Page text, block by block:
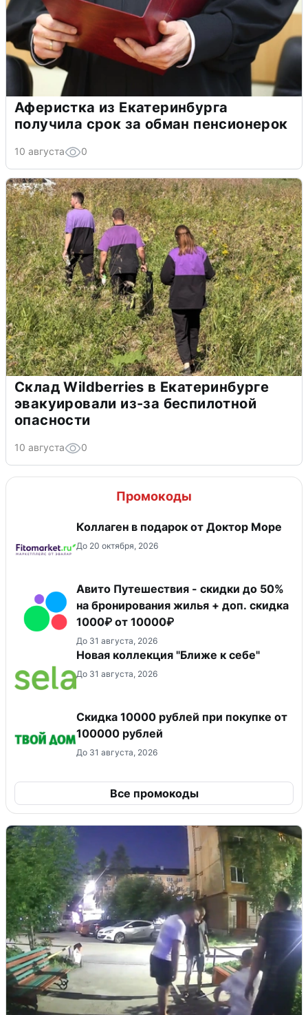
Аферистка из Екатеринбурга
получила срок за обман пенсионерок
10 августа 0
Склад Wildberries в Екатеринбурге
эвакуировали из-за беспилотной
опасности
10 августа 0
Промокоды
Коллаген в подарок от Доктор Море
До 20 октября, 2026
Авито Путешествия - скидки до 50%
на бронирования жилья + доп. скидка
1000₽ от 10000₽
До 31 августа, 2026
Новая коллекция "Ближе к себе"
До 31 августа, 2026
Скидка 10000 рублей при покупке от
100000 рублей
До 31 августа, 2026
Все промокоды